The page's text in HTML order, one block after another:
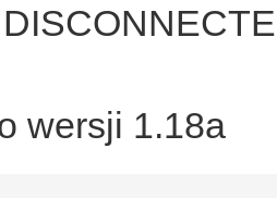
wersji 1.18a